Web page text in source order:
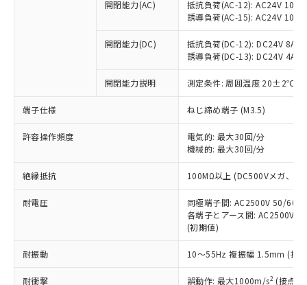
開閉能力(AC)
抵抗負荷(AC-12): AC24V 10A/
誘導負荷(AC-15): AC24V
開閉能力(DC)
抵抗負荷(DC-12): DC24V 8A/
誘導負荷(DC-13): DC24V 4A/
開閉能力説明 測定条件: 周囲温度 20±2℃、
端子仕様 ねじ締め端子 (M3.5)
許容操作頻度
電気的: 最大30回/分
機械的: 最大30回/分
絶縁抵抗 100MΩ以上 (DC500Vメガ、点
耐電圧
同極端子間: AC2500V 50/
各端子とアース間: AC2500V
(初期値)
耐振動 10～55Hz 複振幅 1.5mm (接
耐衝撃 誤動作: 最大1000m/s2 (接点
本サービスの対象外となる商品もある
ことをご了承ください。
在庫状況および標準価格照会結果は、
記載している更新日時点での社内デー
タに基づき作成されるものであり、閲
覧された時点での実際の在庫および標
正式な納期状況および標準価格はお客
様のお取引先、またはお客様担当のオ
ムロン制御機器販売店・当社販売員に
オムロン制御機器販売店や当社販売拠
販売ネットワーク
」をご確認
在庫状況および標準価格結果を当社の
示しないようお願いします。
マイパーツ機能（部品リスト作成サー
仕入先様の事情により、非含有部品として
いたものが、含有品と判明した場合などや
むを得ず変更することがあります。
ミウム(Cd) 100ppm以下、
六価クロム(Cr(Ⅵ)) 1000ppm以下、ポリ臭化ビフェニル
類(PBB) 1000ppm以下、ポリ臭化ジフェニルエーテル類
(PBDE) 1000ppm以下、フタル酸ビス(2-エチルヘキシ
ルベンジル（BBP） 1000ppm以下、フタル酸ジブチル
（DBP） 1000ppm以下、フタル酸ジイソブチル
適用除外項目は除く。
フタル酸エステル類の４物質については閾値を超える意
図的な使用がないことを確認しています。
部品在庫の切り替え状況などにより、予定
「×」：最大均質材料含有率が中国RoHSの
基準値を超えていることを示します。
「－」：未確認です。当社販売部門へお問
い合わせください。
*中国RoHS10物質の基準値 (GB/T26572)：
Pb(鉛) :1000ppm、 Hg(水銀) : 1000ppm、 Cd(カドミウ
Cr(Ⅵ)(六価クロム) : 1000ppm、 PBBs(ポリ臭化ビフェ
DBP(フタル酸ジブチル) : 1000ppm、 DIBP(フタル酸ジ
イソブチル) : 1000ppm、 BBP(フタル酸ブチルベンジ
DEHP(フタル酸ビス(2-エチルヘキシル)) : 1000ppm
「ｅ」：有害物質（10物質）のすべてが基
準値以下であることを示します。
「10」：通常の使用状況下において有害物
当社は、これら貴社製品のうち、外国
為替および外国貿易法に定める商品
（以下｢規制貨物等」という）を輸出
または国外への提供する場合は、日本
国政府の輸出許可(または役務取引許
可)を取得するなどの必要な手続きを
当社は規制貨物を破棄する場合は、完
全に破砕するなど、違法に輸出されな
いよう必要な手段を講じます。
当社は貴社製品を、核兵器、ミサイ
ル、化学兵器、生物兵器またはその他
武器並びにこれらの製造装置等に一切
当社は、貴社製品を第三者に販売する
場合は、上記1、2および3の内容を当
該第三者に通知します。また当社は、
販売先および販売に係わる関係者が違
一定数以上の在庫あり
一定数には満たないが在庫あり
在庫なし(最新の在庫状況につ
いては、お客様のお取引先、ま
たはお客様担当のオムロン制御
機器販売店・当社販売員にご確
受注生産機種、また在庫状況の